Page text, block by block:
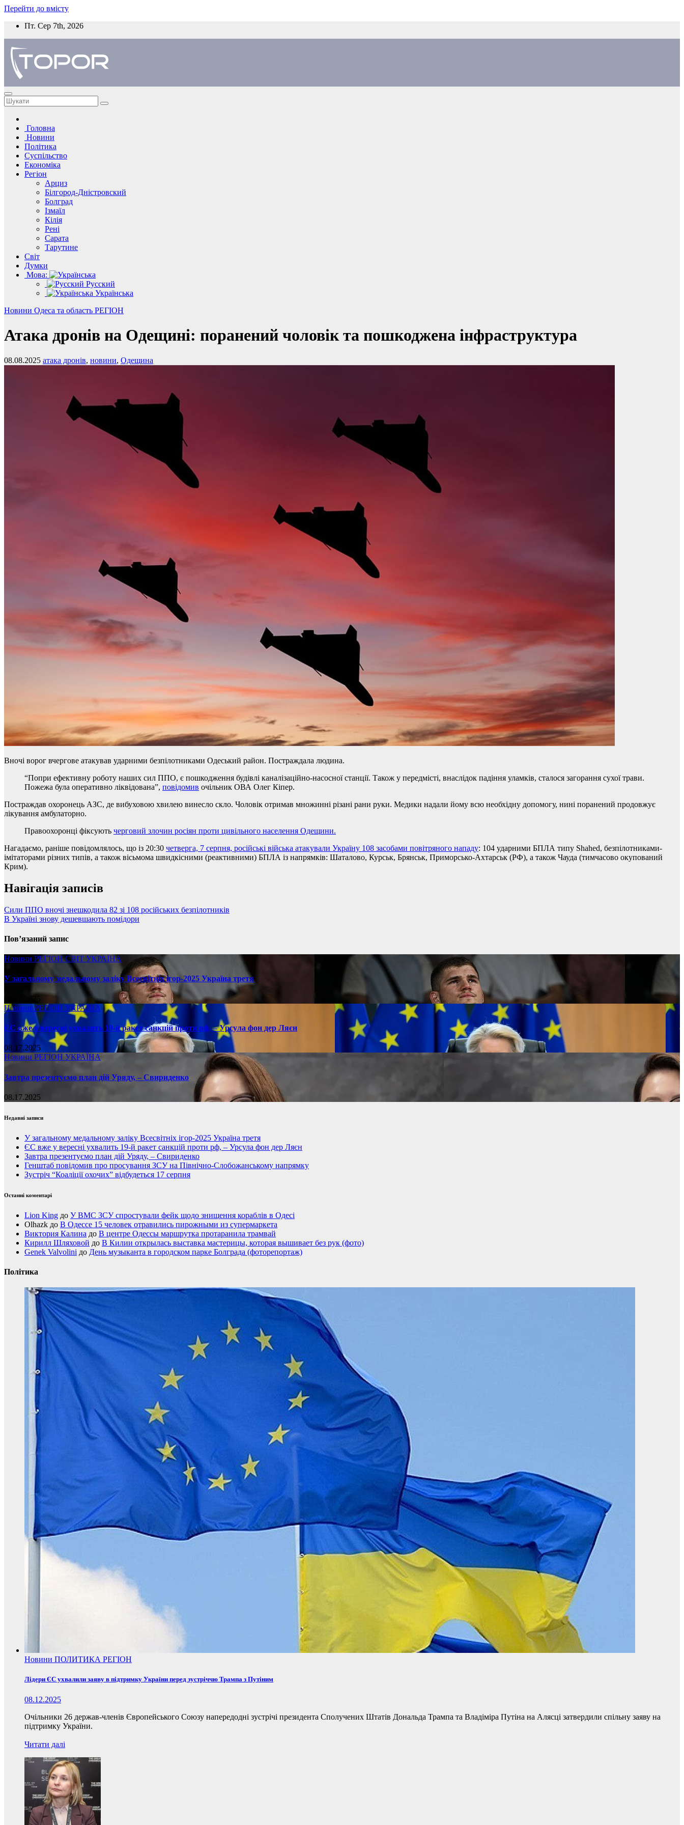
Перейти до вмісту
Пт. Сер 7th, 2026
Головна
Новини
Політика
Суспільство
Економіка
Регіон
Арциз
Білгород-Дністровский
Болград
Ізмаїл
Кілія
Рені
Сарата
Тарутине
Світ
Думки
Мова:
Русский
Українська
Новини Одеса та область РЕГІОН
Атака дронів на Одещині: поранений чоловік та пошкоджена інфраструктура
08.08.2025 атака дронів, новини, Одещина
Вночі ворог вчергове атакував ударними безпілотниками Одеський район. Постраждала людина.
“Попри ефективну роботу наших сил ППО, є пошкодження будівлі каналізаційно-насосної станції. Також у передмісті, внаслідок падіння уламків, сталося загорання сухої трави.
Пожежа була оперативно ліквідована”, повідомив очільник ОВА Олег Кіпер.
Постраждав охоронець АЗС, де вибуховою хвилею винесло скло. Чоловік отримав множинні різані рани руки. Медики надали йому всю необхідну допомогу, нині поранений продовжує
лікування амбулаторно.
Правоохоронці фіксують черговий злочин росіян проти цивільного населення Одещини.
Нагадаємо, раніше повідомлялось, що із 20:30 четверга, 7 серпня, російські війська атакували Україну 108 засобами повітряного нападу: 104 ударними БПЛА типу Shahed, безпілотниками-
імітаторами різних типів, а також вісьмома швидкісними (реактивними) БПЛА із напрямків: Шаталово, Курськ, Брянськ, Приморсько-Ахтарськ (РФ), а також Чауда (тимчасово окупований
Крим).
Навігація записів
Сили ППО вночі знешкодила 82 зі 108 російських безпілотників
В Україні знову дешевшають помідори
Пов’язаний запис
Новини РЕГІОНСВІТ УКРАЇНА
У загальному медальному заліку Всесвітніх ігор-2025 Україна третя
08.17.2025
НовиниРЕГІОН УКРАЇНА
ЄС вже у вересні ухвалить 19-й ракет санкцій проти рф, – Урсула фон дер Ляєн
08.17.2025
Новини РЕГІОН УКРАЇНА
Завтра презентуємо план дій Уряду, – Свириденко
08.17.2025
Недавні записи
У загальному медальному заліку Всесвітніх ігор-2025 Україна третя
ЄС вже у вересні ухвалить 19-й ракет санкцій проти рф, – Урсула фон дер Ляєн
Завтра презентуємо план дій Уряду, – Свириденко
Генштаб повідомив про просування ЗСУ на Північно-Слобожанському напрямку
Зустріч “Коаліції охочих” відбудеться 17 серпня
Останні коментарі
Lion King до У ВМС ЗСУ спростували фейк щодо знищення кораблів в Одесі
Olhazk до В Одессе 15 человек отравились пирожными из супермаркета
Виктория Калина до В центре Одессы маршрутка протаранила трамвай
Кирилл Шляховой до В Килии открылась выставка мастерицы, которая вышивает без рук (фото)
Genek Valvolini до День музыканта в городском парке Болграда (фоторепортаж)
Політика
Новини ПОЛИТИКА РЕГІОН
Лідери ЄС ухвалили заяву в підтримку України перед зустріччю Трампа з Путіним
08.12.2025
Очільники 26 держав-членів Європейського Союзу напередодні зустрічі президента Сполучених Штатів Дональда Трампа та Владіміра Путіна на Алясці затвердили спільну заяву на
підтримку України.
Читати далі